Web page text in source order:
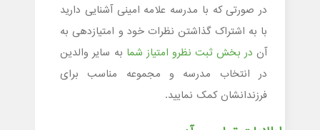
در صورتی که با مدرسه علامه امینی آشنایی دارید
با به اشتراک گذاشتن نظرات خود و امتیازدهی به
آن در بخش ثبت نظرو امتیاز شما به سایر والدین
در انتخاب مدرسه و مجموعه مناسب برای
فرزندانشان کمک نمایید.